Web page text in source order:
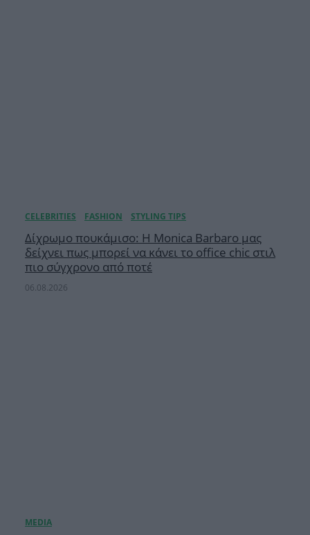
Δίχρωμο πουκάμισο: Η Monica Barbaro μας
δείχνει πως μπορεί να κάνει το office chic στιλ
πιο σύγχρονο από ποτέ
06.08.2026